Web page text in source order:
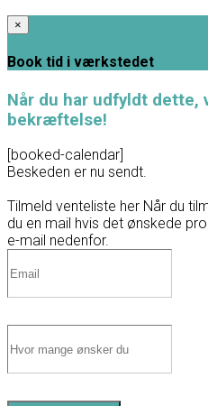
×
Book tid i værkstedet
Når du har udfyldt dette,
bekræftelse!
[booked-calendar]
Beskeden er nu sendt.
Tilmeld venteliste her Når du
du en mail hvis det ønskede
e-mail nedenfor.